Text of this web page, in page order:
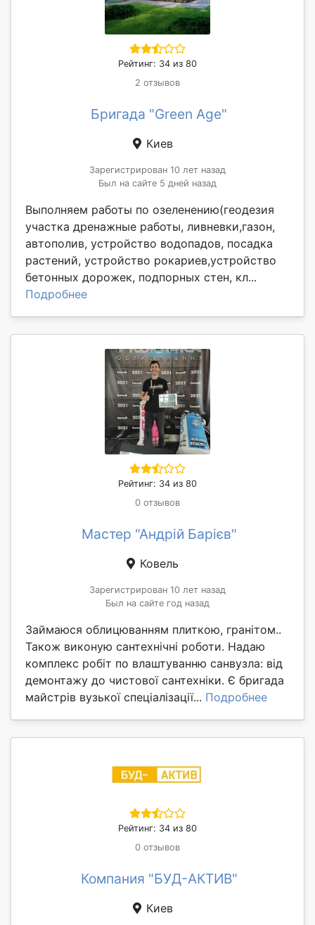
Рейтинг: 34 из 80
2 отзывов
Бригада "Green Age"
Киев
Зарегистрирован 10 лет назад
Был на сайте 5 дней назад
Выполняем работы по озеленению(геодезия
участка дренажные работы, ливневки,газон,
автополив, устройство водопадов, посадка
растений, устройство рокариев,устройство
бетонных дорожек, подпорных стен, кл...
Подробнее
Рейтинг: 34 из 80
0 отзывов
Мастер "Андрій Барієв"
Ковель
Зарегистрирован 10 лет назад
Был на сайте год назад
Займаюся облицюванням плиткою, гранітом..
Також виконую сантехнічні роботи. Надаю
комплекс робіт по влаштуванню санвузла: від
демонтажу до чистової сантехніки. Є бригада
майстрів вузької спеціалізації... Подробнее
Рейтинг: 34 из 80
0 отзывов
Компания "БУД-АКТИВ"
Киев